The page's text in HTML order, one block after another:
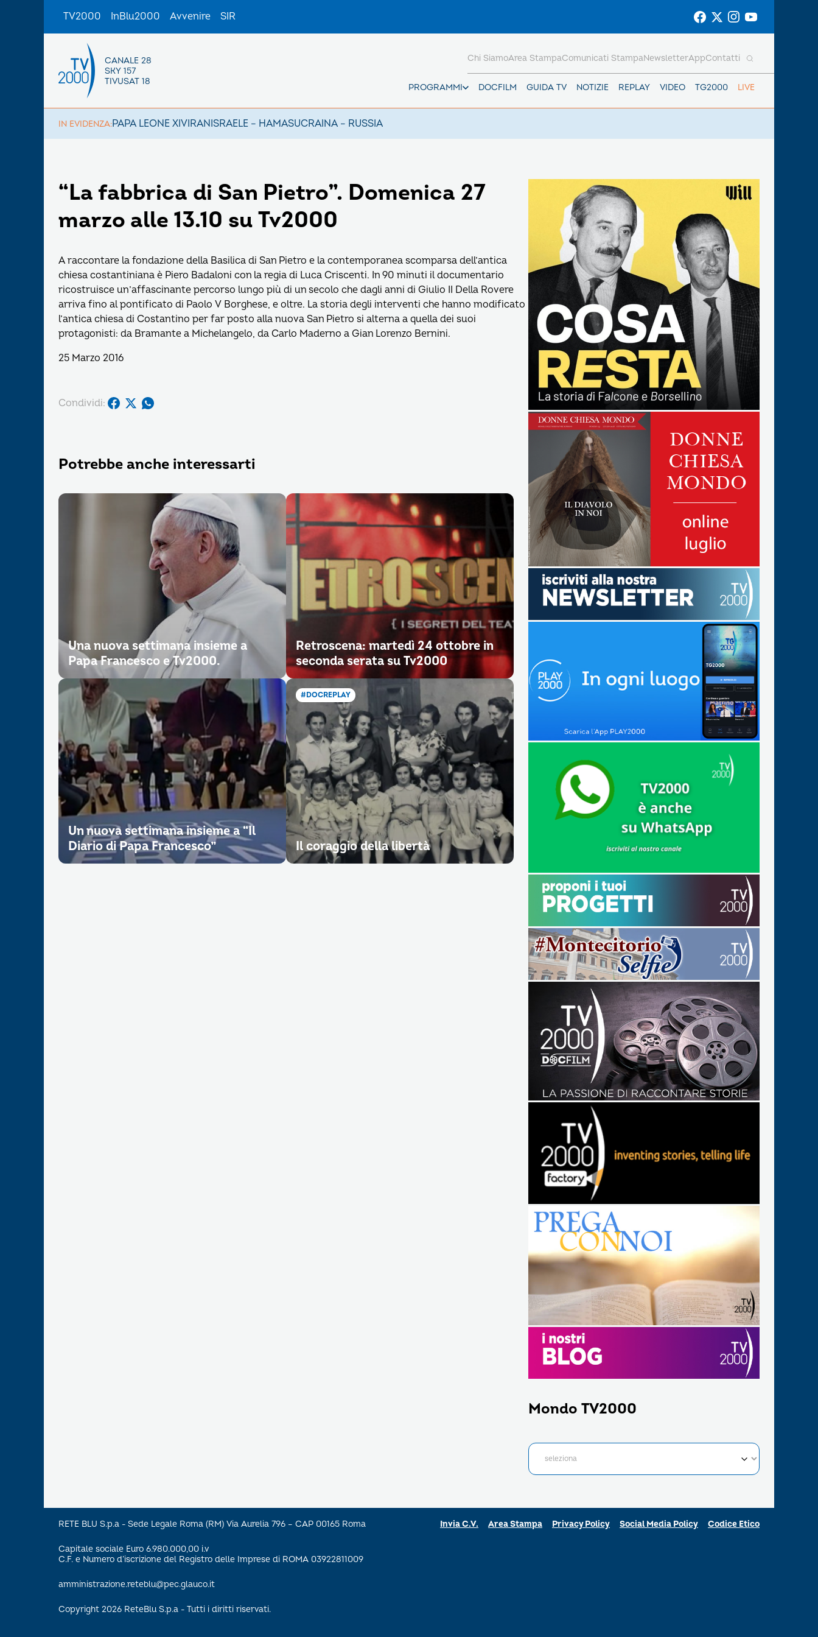
TV2000 InBlu2000 Avvenire SIR
CANALE 28
SKY 157
TIVUSAT 18
PROGRAMMI DOCFILM GUIDA TV NOTIZIE REPLAY VIDEO TG2000 LIVE
Chi SiamoArea StampaComunicati StampaNewsletterAppContatti
IN EVIDENZA:PAPA LEONE XIVIRANISRAELE – HAMASUCRAINA – RUSSIA
“La fabbrica di San Pietro”. Domenica 27
marzo alle 13.10 su Tv2000
A raccontare la fondazione della Basilica di San Pietro e la contemporanea scomparsa dell’antica
chiesa costantiniana è Piero Badaloni con la regia di Luca Criscenti. In 90 minuti il documentario
ricostruisce un’affascinante percorso lungo più di un secolo che dagli anni di Giulio II Della Rovere
arriva fino al pontificato di Paolo V Borghese, e oltre. La storia degli interventi che hanno modificato
l’antica chiesa di Costantino per far posto alla nuova San Pietro si alterna a quella dei suoi
protagonisti: da Bramante a Michelangelo, da Carlo Maderno a Gian Lorenzo Bernini.
25 Marzo 2016
Condividi:
Potrebbe anche interessarti
Una nuova settimana insieme a
Papa Francesco e Tv2000.
Retroscena: martedì 24 ottobre in
seconda serata su Tv2000
Un nuova settimana insieme a “Il
Diario di Papa Francesco”
#DOCREPLAY
Il coraggio della libertà
Mondo TV2000
RETE BLU S.p.a - Sede Legale Roma (RM) Via Aurelia 796 – CAP 00165 Roma
Capitale sociale Euro 6.980.000,00 i.v
C.F. e Numero d’iscrizione del Registro delle Imprese di ROMA 03922811009
amministrazione.reteblu@pec.glauco.it
Copyright 2026 ReteBlu S.p.a - Tutti i diritti riservati.
Invia C.V. Area Stampa Privacy Policy Social Media Policy Codice Etico